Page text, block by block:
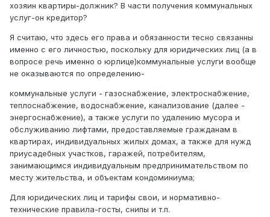
хозяин квартиры-должник? В части получения коммунальных
услуг-он кредитор?
Я считаю, что здесь его права и обязанности тесно связанны
именно с его личностью, поскольку для юридических лиц (а в
вопросе речь именно о юрлице)коммунальные услуги вообще
не оказываются по определению-
коммунальные услуги - газоснабжение, электроснабжение,
теплоснабжение, водоснабжение, канализование (далее -
энергоснабжение), а также услуги по удалению мусора и
обслуживанию лифтами, предоставляемые гражданам в
квартирах, индивидуальных жилых домах, а также для нужд
приусадебных участков, гаражей, потребителям,
занимающимся индивидуальным предпринимательством по
месту жительства, и объектам кондоминиума;
Для юридических лиц и тарифы свои, и нормативно-
технические правила-госты, снипы и т.п.